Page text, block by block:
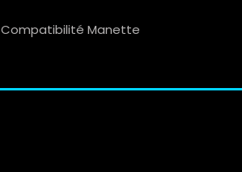
Compatibilité Manette